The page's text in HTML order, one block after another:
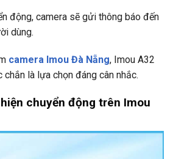
động, camera sẽ gửi thông báo đến
dùng.
camera Imou Đà Nẵng, Imou A32
chắn là lựa chọn đáng cân nhắc.
chuyển động trên Imou